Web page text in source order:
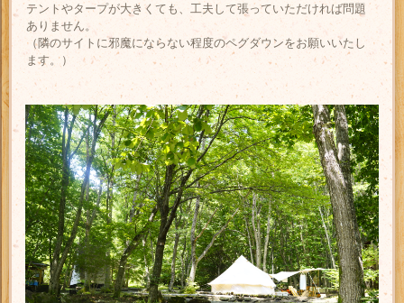
テントやタープが大きくても、工夫して張っていただければ問題
ありません。
（隣のサイトに邪魔にならない程度のペグダウンをお願いいたし
ます。）